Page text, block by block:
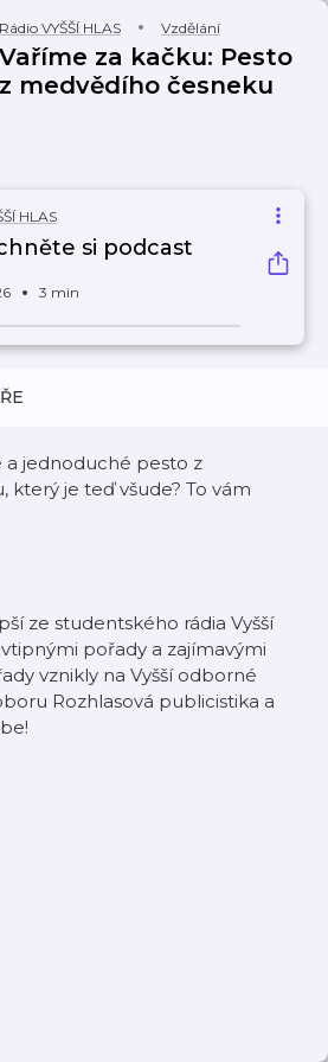
Rádio VYŠŠÍ HLAS Vzdělání
Vaříme za kačku: Pesto
z medvědího česneku
HLAS
si podcast
3 min
a jednoduché pesto z
který je teď všude? To vám
ze studentského rádia Vyšší
pořady a zajímavými
vznikly na Vyšší odborné
Rozhlasová publicistika a